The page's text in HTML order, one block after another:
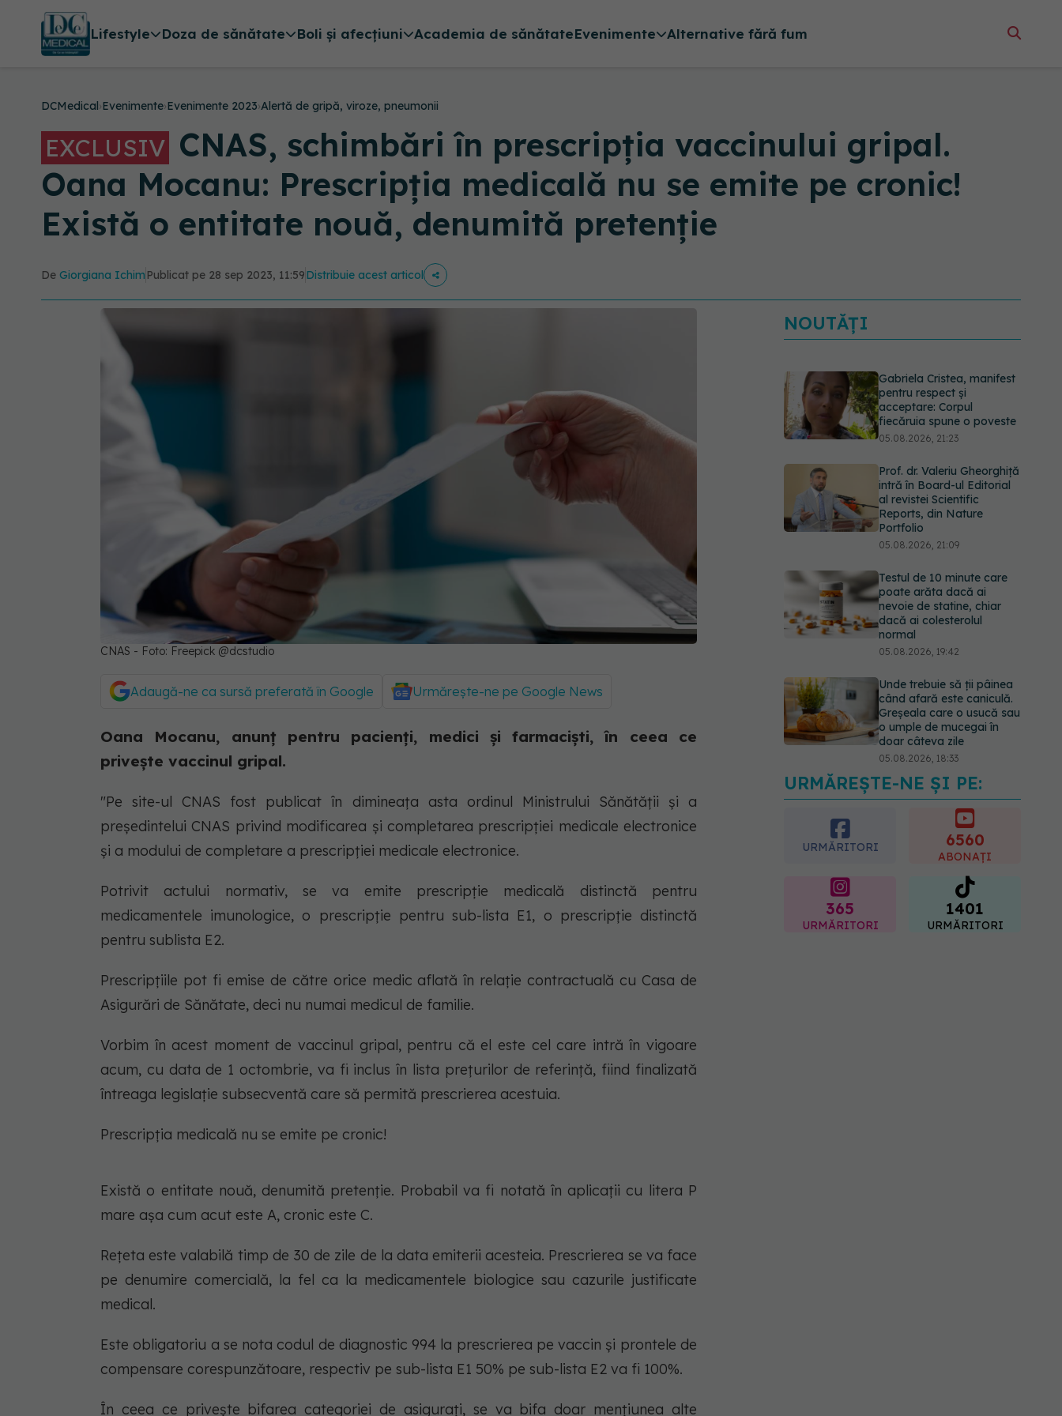
Lifestyle Doza de sănătate Boli și afecțiuni Academia de sănătateEvenimente Alternative fără fum
DCMedical›Evenimente›Evenimente 2023›Alertă de gripă, viroze, pneumonii
EXCLUSIV CNAS, schimbări în prescripția vaccinului gripal.
Oana Mocanu: Prescripția medicală nu se emite pe cronic!
Există o entitate nouă, denumită pretenție
De Giorgiana Ichim Publicat pe 28 sep 2023, 11:59Distribuie acest articol
CNAS - Foto: Freepick @dcstudio
Adaugă-ne ca sursă preferată în Google Urmărește-ne pe Google News
Oana Mocanu, anunț pentru pacienți, medici și farmaciști, în ceea ce
privește vaccinul gripal.
"Pe site-ul CNAS fost publicat în dimineața asta ordinul Ministrului Sănătății și a
președintelui CNAS privind modificarea și completarea prescripției medicale electronice
și a modului de completare a prescripției medicale electronice.
Potrivit actului normativ, se va emite prescripție medicală distinctă pentru
medicamentele imunologice, o prescripție pentru sub-lista E1, o prescripție distinctă
pentru sublista E2.
Prescripțiile pot fi emise de către orice medic aflată în relație contractuală cu Casa de
Asigurări de Sănătate, deci nu numai medicul de familie.
Vorbim în acest moment de vaccinul gripal, pentru că el este cel care intră în vigoare
acum, cu data de 1 octombrie, va fi inclus în lista prețurilor de referință, fiind finalizată
întreaga legislație subsecventă care să permită prescrierea acestuia.
Prescripția medicală nu se emite pe cronic!
Există o entitate nouă, denumită pretenție. Probabil va fi notată în aplicații cu litera P
mare așa cum acut este A, cronic este C.
Rețeta este valabilă timp de 30 de zile de la data emiterii acesteia. Prescrierea se va face
pe denumire comercială, la fel ca la medicamentele biologice sau cazurile justificate
medical.
Este obligatoriu a se nota codul de diagnostic 994 la prescrierea pe vaccin și prontele de
compensare corespunzătoare, respectiv pe sub-lista E1 50% pe sub-lista E2 va fi 100%.
În ceea ce privește bifarea categoriei de asigurați, se va bifa doar mențiunea alte
NOUTĂȚI
Gabriela Cristea, manifest
pentru respect și
acceptare: Corpul
fiecăruia spune o poveste
05.08.2026, 21:23
Prof. dr. Valeriu Gheorghiță
intră în Board-ul Editorial
al revistei Scientific
Reports, din Nature
Portfolio
05.08.2026, 21:09
Testul de 10 minute care
poate arăta dacă ai
nevoie de statine, chiar
dacă ai colesterolul
normal
05.08.2026, 19:42
Unde trebuie să ții pâinea
când afară este caniculă.
Greșeala care o usucă sau
o umple de mucegai în
doar câteva zile
05.08.2026, 18:33
Adevărul despre
tratamentul cu doze mari
de Vitamina D în cancerul
06.08.2026, 08:06
URMĂREȘTE-NE ȘI PE:
URMĂRITORI 6560
ABONAȚI
365
URMĂRITORI
1401
URMĂRITORI